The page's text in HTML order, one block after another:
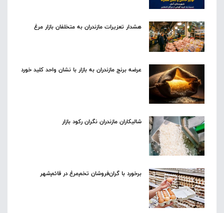
هشدار تعزیرات مازندران به متخلفان بازار مرغ
عرضه برنج مازندران به بازار با نشان واحد کلید خورد
شالیکاران مازندران نگران رکود بازار
برخورد با گران‌فروشان تخم‌مرغ در قائم‌شهر